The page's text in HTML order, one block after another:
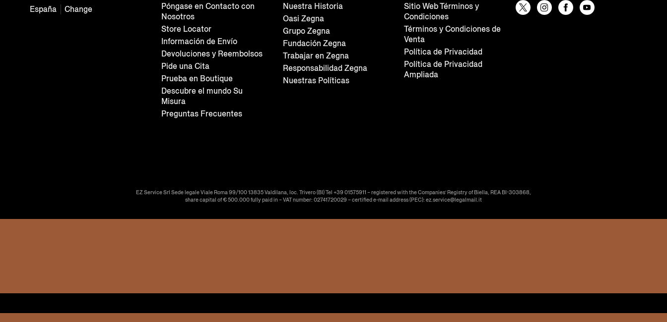
España Change
Póngase en Contacto con
Nosotros
Store Locator
Información de Envío
Devoluciones y Reembolsos
Pide una Cita
Prueba en Boutique
Descubre el mundo Su
Misura
Preguntas Frecuentes
Nuestra Historia
Oasi Zegna
Grupo Zegna
Fundación Zegna
Trabajar en Zegna
Responsabilidad Zegna
Nuestras Políticas
Sitio Web Términos y
Condiciones
Términos y Condiciones de
Venta
Política de Privacidad
Política de Privacidad
Ampliada
EZ Service Srl Sede legale Viale Roma 99/100 13835 Valdilana, loc. Trivero (BI) Tel +39 01575911 – registered with the Companies’ Registry of Biella, REA BI-303868,
share capital of € 500.000 fully paid in – VAT number: 02741720029 – certified e-mail address (PEC): ez.service@legalmail.it